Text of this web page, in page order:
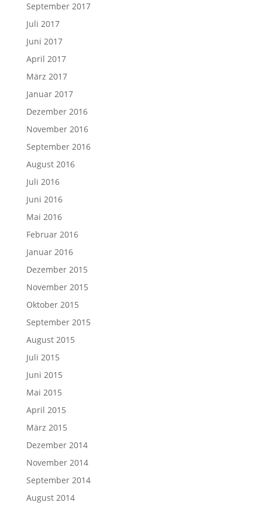
September 2017
Juli 2017
Juni 2017
April 2017
März 2017
Januar 2017
Dezember 2016
November 2016
September 2016
August 2016
Juli 2016
Juni 2016
Mai 2016
Februar 2016
Januar 2016
Dezember 2015
November 2015
Oktober 2015
September 2015
August 2015
Juli 2015
Juni 2015
Mai 2015
April 2015
März 2015
Dezember 2014
November 2014
September 2014
August 2014